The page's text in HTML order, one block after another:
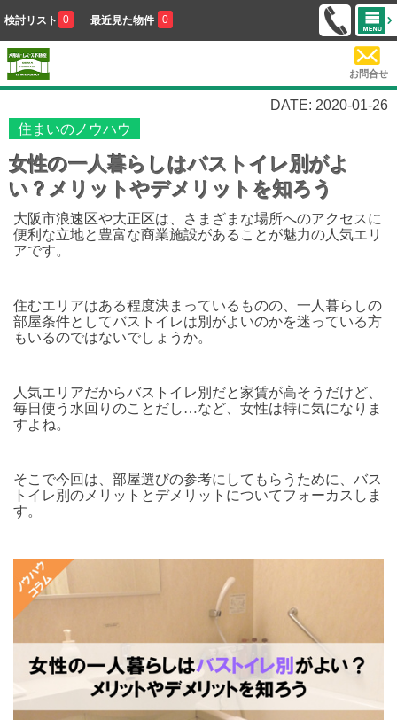
検討リスト 0 最近見た物件 0
お問合せ
DATE: 2020-01-26
住まいのノウハウ
女性の一人暮らしはバストイレ別がよ
い？メリットやデメリットを知ろう
大阪市浪速区や大正区は、さまざまな場所へのアクセスに
便利な立地と豊富な商業施設があることが魅力の人気エリ
アです。
住むエリアはある程度決まっているものの、一人暮らしの
部屋条件としてバストイレは別がよいのかを迷っている方
もいるのではないでしょうか。
人気エリアだからバストイレ別だと家賃が高そうだけど、
毎日使う水回りのことだし…など、女性は特に気になりま
すよね。
そこで今回は、部屋選びの参考にしてもらうために、バス
トイレ別のメリットとデメリットについてフォーカスしま
す。